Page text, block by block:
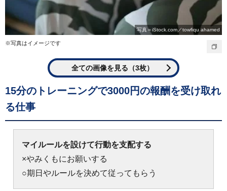
写真＝iStock.com／towfiqu ahamed
※写真はイメージです
全ての画像を見る（3枚）
15分のトレーニングで3000円の報酬を受け取れ
る仕事
マイルールを設けて行動を支配する
×やみくもにお願いする
○期日やルールを決めて従ってもらう